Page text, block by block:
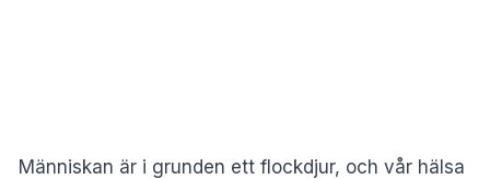
Människan är i grunden ett flockdjur, och vår hälsa